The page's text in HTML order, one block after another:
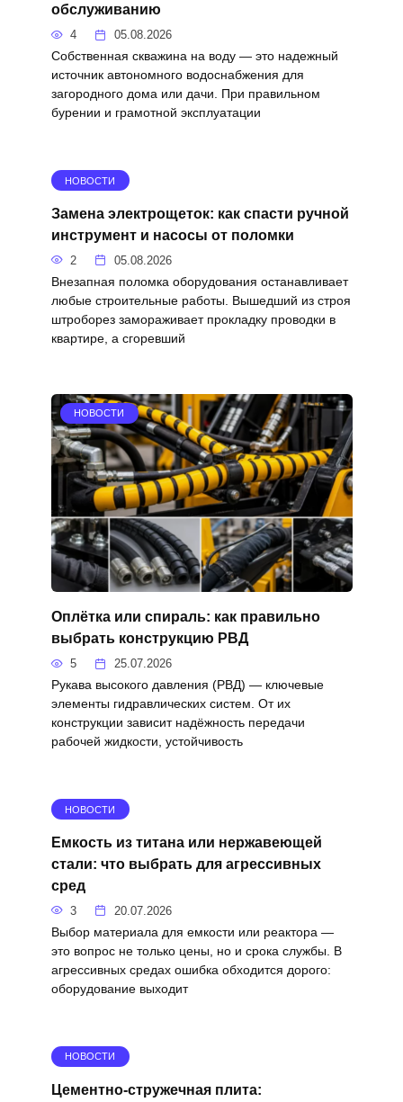
обслуживанию
4 05.08.2026
Собственная скважина на воду — это надежный
источник автономного водоснабжения для
загородного дома или дачи. При правильном
бурении и грамотной эксплуатации
НОВОСТИ
Замена электрощеток: как спасти ручной
инструмент и насосы от поломки
2 05.08.2026
Внезапная поломка оборудования останавливает
любые строительные работы. Вышедший из строя
штроборез замораживает прокладку проводки в
квартире, а сгоревший
НОВОСТИ
Оплётка или спираль: как правильно
выбрать конструкцию РВД
5 25.07.2026
Рукава высокого давления (РВД) — ключевые
элементы гидравлических систем. От их
конструкции зависит надёжность передачи
рабочей жидкости, устойчивость
НОВОСТИ
Емкость из титана или нержавеющей
стали: что выбрать для агрессивных
сред
3 20.07.2026
Выбор материала для емкости или реактора —
это вопрос не только цены, но и срока службы. В
агрессивных средах ошибка обходится дорого:
оборудование выходит
НОВОСТИ
Цементно-стружечная плита: